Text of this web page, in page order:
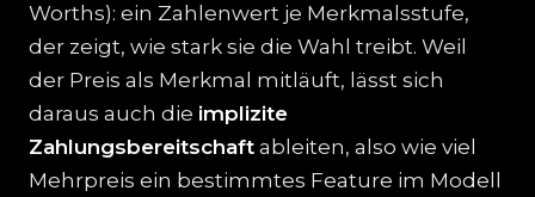
Worths): ein Zahlenwert je Merkmalsstufe,
der zeigt, wie stark sie die Wahl treibt. Weil
der Preis als Merkmal mitläuft, lässt sich
daraus auch die implizite
Zahlungsbereitschaft ableiten, also wie viel
Mehrpreis ein bestimmtes Feature im Modell